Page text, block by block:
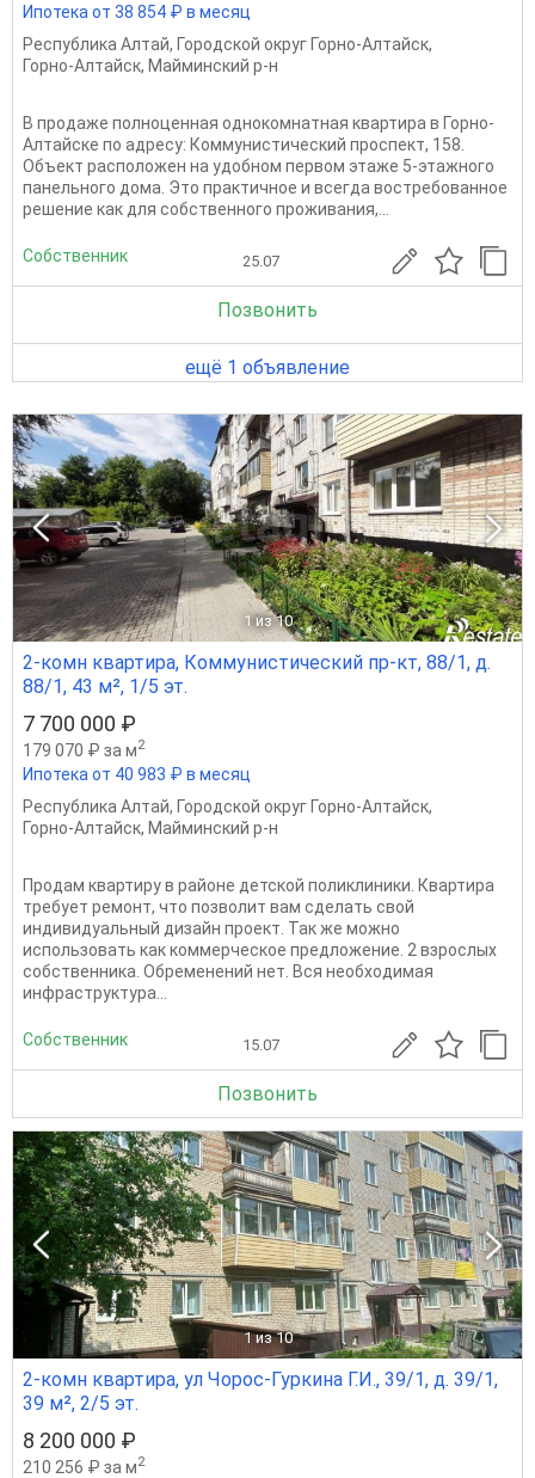
Ипотека от 38 854 ₽ в месяц
Республика Алтай, Городской округ Горно-Алтайск,
Горно-Алтайск, Майминский р-н
В продаже полноценная однокомнатная квартира в Горно-
Алтайске по адресу: Коммунистический проспект, 158.
Объект расположен на удобном первом этаже 5-этажного
панельного дома. Это практичное и всегда востребованное
решение как для собственного проживания,...
Собственник 25.07
Позвонить
ещё 1 объявление
1 из 10
2-комн квартира, Коммунистический пр-кт, 88/1, д.
88/1, 43 м², 1/5 эт.
7 700 000 ₽
179 070 ₽ за м2
Ипотека от 40 983 ₽ в месяц
Республика Алтай, Городской округ Горно-Алтайск,
Горно-Алтайск, Майминский р-н
Продам квартиру в районе детской поликлиники. Квартира
требует ремонт, что позволит вам сделать свой
индивидуальный дизайн проект. Так же можно
использовать как коммерческое предложение. 2 взрослых
собственника. Обременений нет. Вся необходимая
инфраструктура...
Собственник 15.07
Позвонить
1 из 10
2-комн квартира, ул Чорос-Гуркина Г.И., 39/1, д. 39/1,
39 м², 2/5 эт.
8 200 000 ₽
210 256 ₽ за м2